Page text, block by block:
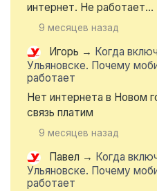
интернет. Не работает...
9 месяцев назад
Игорь → Когда
Ульяновске. Почему
работает
Нет интернета в Новом
связь платим
9 месяцев назад
Павел → Когда
Ульяновске. Почему
работает